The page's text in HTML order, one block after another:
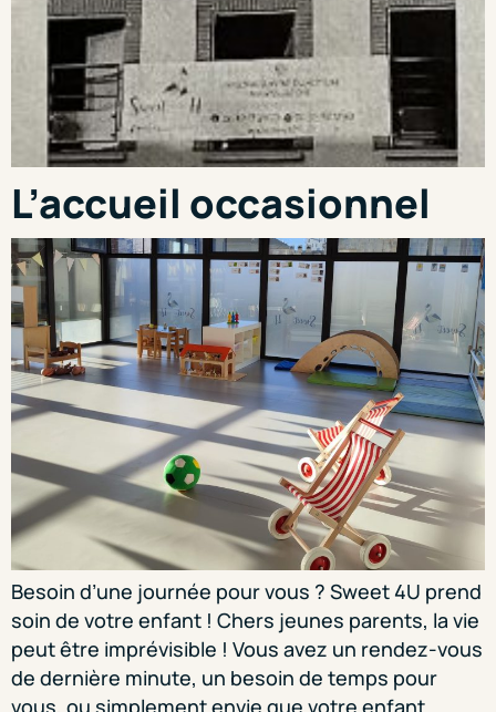
L’accueil occasionnel
Besoin d’une journée pour vous ? Sweet 4U prend
soin de votre enfant ! Chers jeunes parents, la vie
peut être imprévisible ! Vous avez un rendez-vous
de dernière minute, un besoin de temps pour
vous, ou simplement envie que votre enfant